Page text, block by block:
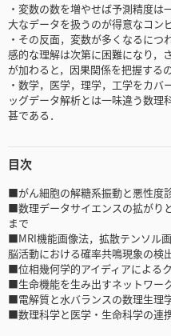
・変数の数を増やせば予測精度
大なデータを扱うのが得意なコン
・その反面，変数が多くなるに
感的な理解は次第に困難になり，
が加わると，因果関係を把握する
・数学，医学，理学，工学をカ
ッグデータ解析とは一味違う数理
甚である．
目次
■がん細胞の解糖系振動と悪性度
■数理データサイエンスの拡が
まで
■MRI機能画像法，拡散テンソル
脳活動における確率共鳴現象の検
■位相幾何学的アイディアによる
■生命機能を生み出すネットワー
■電解質と水バランスの数理生理
■数理科学と医学・生命科学の